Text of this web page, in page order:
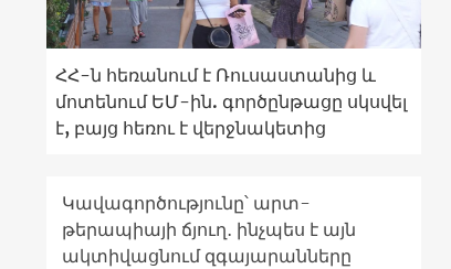
ՀՀ-ն հեռանում է Ռուսաստանից և
մոտենում ԵՄ-ին. գործընթացը սկսվել
է, բայց հեռու է վերջնակետից
Կավագործությունը՝ արտ-
թերապիայի ճյուղ․ ինչպես է այն
ակտիվացնում զգայարանները